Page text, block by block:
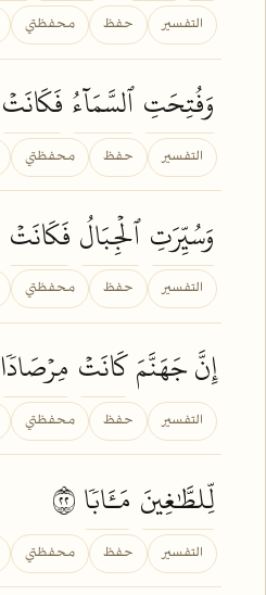
التفسير حفظ محفظتي
وَفُتِحَتِٱلسَّمَآءُ فَكَانَتۡ
التفسير حفظ محفظتي
وَسُيِّرَتِٱلۡجِبَالُ فَكَانَتۡ
التفسير حفظ محفظتي
إِنَّ جَهَنَّمَكَانَتۡ مِرۡصَادٗا
التفسير حفظ محفظتي
لِّلطَّٰغِينَ مَـَٔابٗا
التفسير حفظ محفظتي